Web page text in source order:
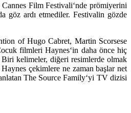
Cannes Film Festivali‘nde prömiyerini
göz ardı etmediler. Festivalin gözde
of Hugo Cabret, Martin Scorsese
filmleriHaynes‘in daha önce hiç
Biri kelimeler, diğeri resimlerde olmak
Haynes çekimlere ne zaman başlar net
The Source Family‘yi TV dizisi